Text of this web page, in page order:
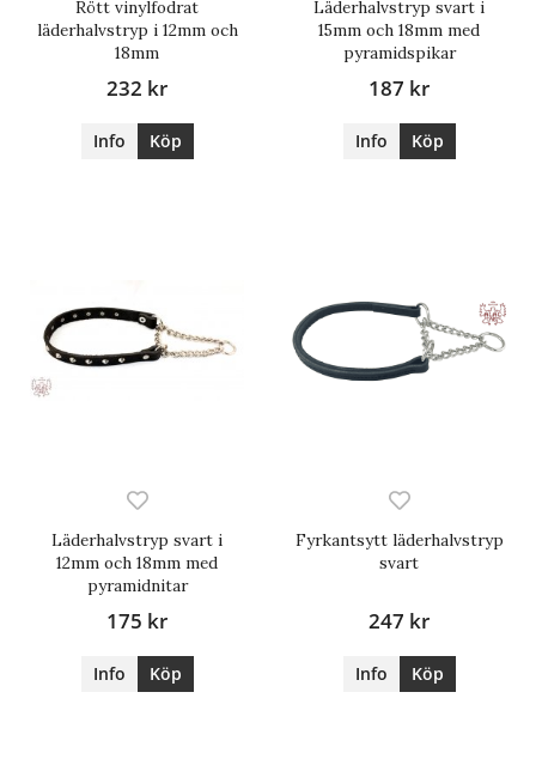
Rött vinylfodrat
läderhalvstryp i 12mm och
18mm
232 kr
Info Köp
Läderhalvstryp svart i
15mm och 18mm med
pyramidspikar
187 kr
Info Köp
Läderhalvstryp svart i
12mm och 18mm med
pyramidnitar
175 kr
Info Köp
Fyrkantsytt läderhalvstryp
svart
247 kr
Info Köp